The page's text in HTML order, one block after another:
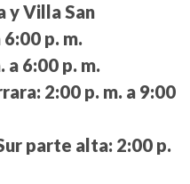
y Villa San
6:00 p. m.
a 6:00 p. m.
2:00 p. m. a 9:00
parte alta: 2:00 p.